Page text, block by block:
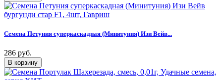
Семена Петуния суперкаскадная (Минитуния) Изи Вейв...
286 руб.